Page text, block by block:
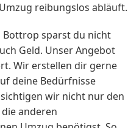
reibungslos abläuft.
sparst du nicht
Geld. Unser Angebot
Wir erstellen dir gerne
deine Bedürfnisse
wir nicht nur den
anderen